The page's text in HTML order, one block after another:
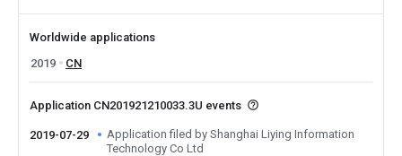
Worldwide applications
2019
CN
Application CN201921210033.3U events
2019-07-29
Application filed by Shanghai Liying Information
Technology Co Ltd